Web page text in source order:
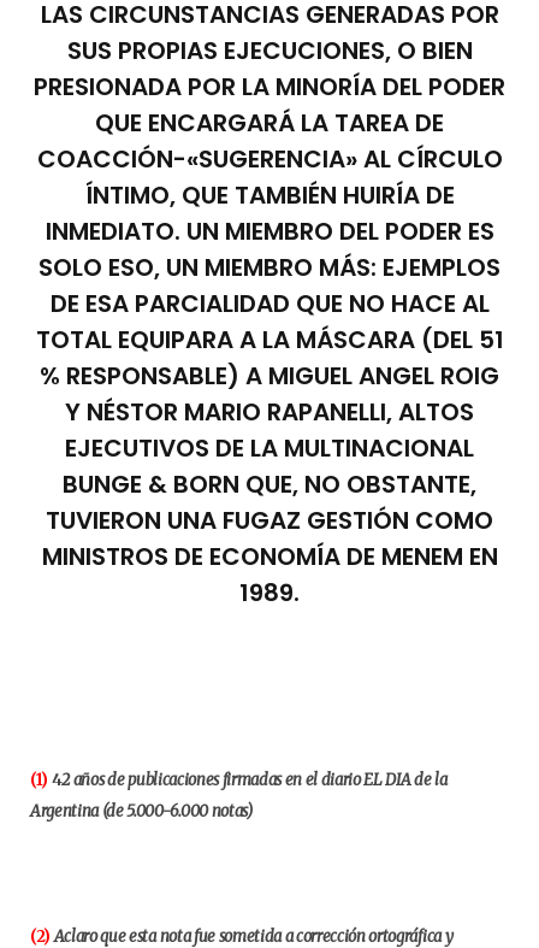
LAS CIRCUNSTANCIAS GENERADAS POR
SUS PROPIAS EJECUCIONES, O BIEN
PRESIONADA POR LA MINORÍA DEL PODER
QUE ENCARGARÁ LA TAREA DE
COACCIÓN-«SUGERENCIA» AL CÍRCULO
ÍNTIMO, QUE TAMBIÉN HUIRÍA DE
INMEDIATO. UN MIEMBRO DEL PODER ES
SOLO ESO, UN MIEMBRO MÁS: EJEMPLOS
DE ESA PARCIALIDAD QUE NO HACE AL
TOTAL EQUIPARA A LA MÁSCARA (DEL 51
% RESPONSABLE) A MIGUEL ANGEL ROIG
Y NÉSTOR MARIO RAPANELLI, ALTOS
EJECUTIVOS DE LA MULTINACIONAL
BUNGE & BORN QUE, NO OBSTANTE,
TUVIERON UNA FUGAZ GESTIÓN COMO
MINISTROS DE ECONOMÍA DE MENEM EN
1989.
(1) 42 años de publicaciones firmadas en el diario EL DIA de la
Argentina (de 5.000-6.000 notas)
(2)Aclaro que esta nota fue sometida a corrección ortográfica y